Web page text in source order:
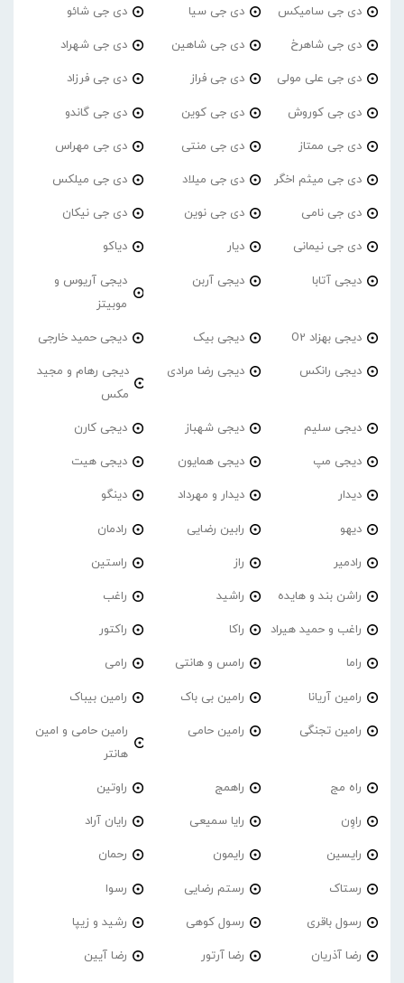
دی جی سامیکس دی جی سیا دی جی شائو
دی جی شاهرخ دی جی شاهین دی جی شهراد
دی جی علی مولی دی جی فراز دی جی فرزاد
دی جی کوروش دی جی کوین دی جی گاندو
دی جی ممتاز دی جی منتی دی جی مهراس
دی جی میثم اخگر دی جی میلاد دی جی میلکس
دی جی نامی دی جی نوین دی جی نیکان
دی جی نیمانی دیار دیاکو
دیجی آتابا دیجی آربن
دیجی آریوس و
موبیتز
دیجی بهزاد O2 دیجی بیک دیجی حمید خارجی
دیجی رانکس دیجی رضا مرادی
دیجی رهام و مجید
مکس
دیجی سلیم دیجی شهباز دیجی کارن
دیجی مپ دیجی همایون دیجی هیت
دیدار دیدار و مهرداد دینگو
دیهو رابین رضایی رادمان
رادمیر راز راستین
راشن بند و هایده راشید راغب
راغب و حمید هیراد راکا راکتور
راما رامس و هانتی رامی
رامین آریانا رامین بی باک رامین بیباک
رامین تجنگی رامین حامی
رامین حامی و امین
هانتر
راه مج راهمج راوتین
راوِن رایا سمیعی رایان آراد
رایسین رایمون رحمان
رستاک رستم رضایی رسوا
رسول باقری رسول کوهی رشید و زیپا
رضا آذریان رضا آرتور رضا آیین